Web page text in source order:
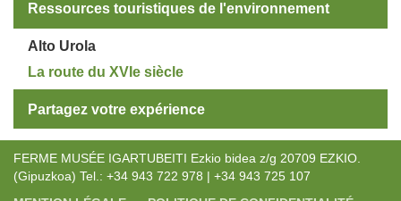
Ressources touristiques de l'environnement
Alto Urola
La route du XVIe siècle
Partagez votre expérience
FERME MUSÉE IGARTUBEITI Ezkio bidea z/g 20709 EZKIO.
(Gipuzkoa) Tel.: +34 943 722 978 | +34 943 725 107